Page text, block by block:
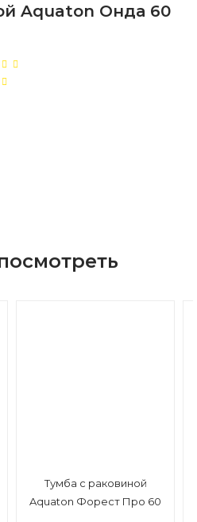
Aquaton Онда 60
Тумба с раковиной
Aquaton Форест Про 60